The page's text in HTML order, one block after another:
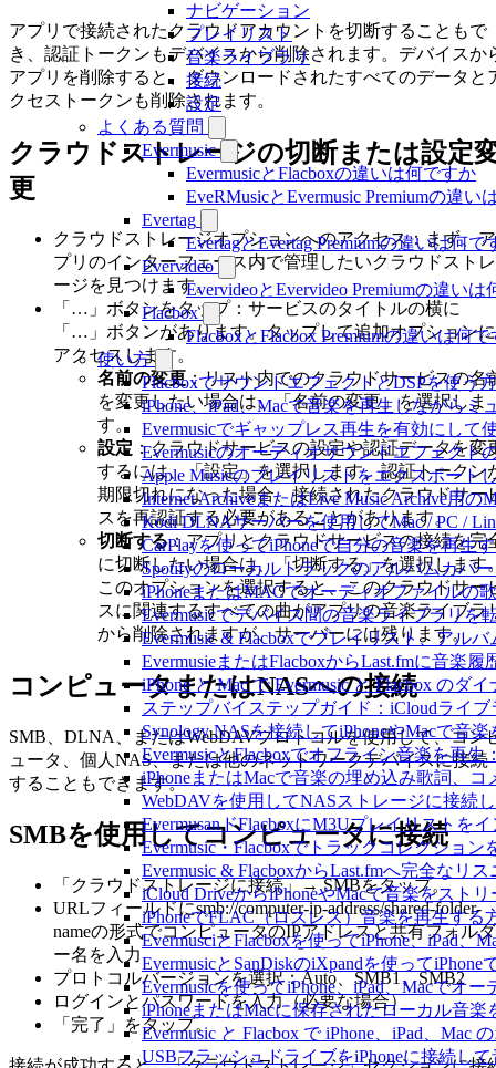
ナビゲーション
プレイリスト
音楽ライブラリ
接続
設定
よくある質問
Evermusic
EvermusicとFlacboxの違いは何ですか
EveRMusicとEvermusic Premiumの違い
Evertag
EvertagとEvertag Premiumの違いは何で
Evervideo
EvervideoとEvervideo Premiumの違いは
Flacbox
FlacboxとFlacbox Premiumの違いは何
使い方
FlacboxでサウンドエフェクトとDSPを使う
iPhone、iPad、Macで音楽を再生しながら
Evermusicでギャップレス再生を有効にして
Evermusicのオーディオサウンドエフェク
Apple Musicのプレイリストをエクスポート
Internet ArchiveまたはLive Music Archive用
Kodi DLNAサーバーを使用してMac / PC /
CarPlayを使ってiPhoneで自分の音楽を再生
Spotifyのローカルトラックのアルバムカバ
iPhoneまたはMACでオーディオファイルの
Evermusicでデバイス間の音楽ライブラリ
Evermusic & Flacboxでプレイリスト、アル
EvermusieまたはFlacboxからLast.fmに音楽
iPhone と Mac で Evermusic と Flacbox の
ステップバイステップガイド：iCloudライ
Synology NASを接続してiPhoneやMacで音
EvermusicとFlacboxでオフライン音楽を再
iPhoneまたはMacで音楽の埋め込み歌詞、
WebDAVを使用してNASストレージに接続
EvermusanドFlacboxにM3Uプレイリストを
Evermusic・Flacboxでトラックコレクショ
Evermusic & FlacboxからLast.fmへ完全なリ
iCloud DriveからiPhoneやMacで音楽をスト
iPhoneでFLAC（ロスレス）音楽を再生する
EvermusciとFlacboxを使ってiPhone、iPad
EvermusicとSanDiskのiXpandを使って
Evermusicを使ってiPhone、iPad、Macでオ
iPhoneまたはMacに保存されたローカル音楽
Evermusic と Flacbox で iPhone、iPad、
USBフラッシュドライブをiPhoneに接続し
アプリで接続されたクラウドアカウントを切断することもで
き、認証トークンもデバイスから削除されます。デバイスか
アプリを削除すると、ダウンロードされたすべてのデータと
クセストークンも削除されます。
クラウドストレージの切断または設定
更
クラウドストレージオプションへのアクセス：まず、ア
プリのインターフェース内で管理したいクラウドストレ
ージを見つけます。
「…」ボタンをタップ：サービスのタイトルの横に
「…」ボタンがあります。タップして追加オプションに
アクセスします。
名前の変更：リスト内でのクラウドサービスの名
を変更したい場合は、「名前の変更」を選択しま
す。
設定 ：クラウドサービスの設定や認証データを変
するには、「設定」を選択します。認証トークン
期限切れになった場合、接続されたクラウドサー
スを再認証する必要があることがあります。
切断する：アプリとクラウドサービスの接続を完
に切断したい場合は、「切断する」を選択します
このオプションを選択すると、このクラウドサー
スに関連するすべての曲がアプリの音楽ライブラ
から削除されますが、サーバーには残ります。
コンピュータまたはNASへの接続
SMB、DLNA、またはWebDAVプロトコルを使用して、コン
ュータ、個人NAS、または他のネットワークデバイスに接続
することもできます。
SMBを使用してコンピュータに接続
「クラウドストレージに接続」→ SMBをタップ。
URLフィールドにsmb://computer-ip-address/shared-folder-
nameの形式でコンピュータのIPアドレスと共有フォルダ
ー名を入力
プロトコルバージョンを選択：Auto、SMB1、SMB2
ログインとパスワードを入力（必要な場合）
「完了」をタップ。